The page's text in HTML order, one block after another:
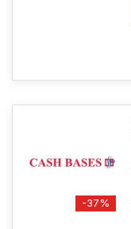
-37%